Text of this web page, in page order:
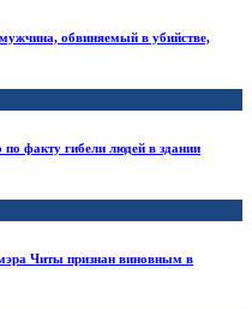
обвиняемый в убийстве,
факту гибели людей в здании
Читы признан виновным в